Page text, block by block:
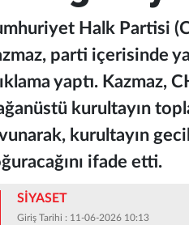
Halk Partisi
parti içerisinde
yaptı. Kazmaz,
kurultayın
kurultayın
ifade etti.
SİYASET
Giriş Tarihi : 11-06-2026 10:13